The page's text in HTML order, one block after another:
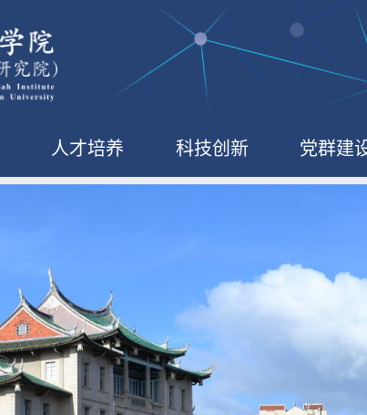
人才培养 科技创新 党群建